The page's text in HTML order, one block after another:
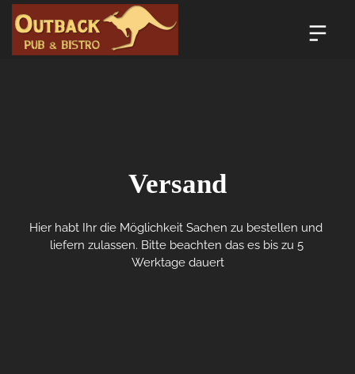
Versand
Hier habt Ihr die Möglichkeit Sachen zu bestellen und
liefern zulassen. Bitte beachten das es bis zu 5
Werktage dauert